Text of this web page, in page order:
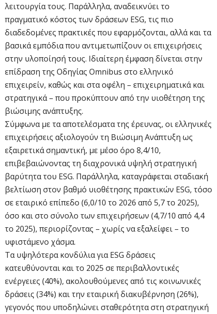
λειτουργία τους. Παράλληλα, αναδεικνύει το
πραγματικό κόστος των δράσεων ESG, τις πιο
διαδεδομένες πρακτικές που εφαρμόζονται, αλλά και τα
βασικά εμπόδια που αντιμετωπίζουν οι επιχειρήσεις
στην υλοποίησή τους. Ιδιαίτερη έμφαση δίνεται στην
επίδραση της Οδηγίας Omnibus στο ελληνικό
επιχειρείν, καθώς και στα οφέλη – επιχειρηματικά και
στρατηγικά – που προκύπτουν από την υιοθέτηση της
βιώσιμης ανάπτυξης.
Σύμφωνα με τα αποτελέσματα της έρευνας, οι ελληνικές
επιχειρήσεις αξιολογούν τη Βιώσιμη Ανάπτυξη ως
εξαιρετικά σημαντική, με μέσο όρο 8,4/10,
επιβεβαιώνοντας τη διαχρονικά υψηλή στρατηγική
βαρύτητα του ESG. Παράλληλα, καταγράφεται σταδιακή
βελτίωση στον βαθμό υιοθέτησης πρακτικών ESG, τόσο
σε εταιρικό επίπεδο (6,0/10 το 2026 από 5,7 το 2025),
όσο και στο σύνολο των επιχειρήσεων (4,7/10 από 4,4
το 2025), περιορίζοντας – χωρίς να εξαλείφει – το
υφιστάμενο χάσμα.
Τα υψηλότερα κονδύλια για ESG δράσεις
κατευθύνονται και το 2025 σε περιβαλλοντικές
ενέργειες (40%), ακολουθούμενες από τις κοινωνικές
δράσεις (34%) και την εταιρική διακυβέρνηση (26%),
γεγονός που υποδηλώνει σταθερότητα στη στρατηγική